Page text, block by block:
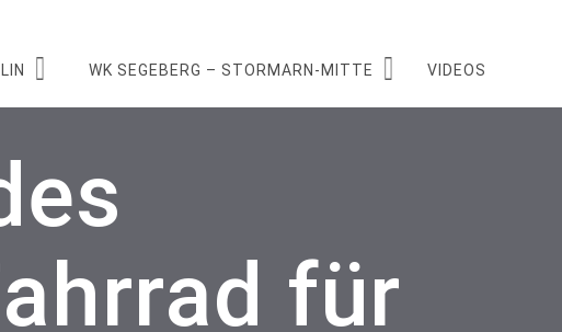
WK SEGEBERG – STORMARN-MITTE VIDEOS
für